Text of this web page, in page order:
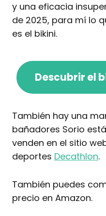
y una eficacia
de 2025, para mí lo
es el bikini.
Descubrir el
También hay una
bañadores Sorio
venden en el sitio
deportes Decathlon.
También puedes
precio en Amazon.